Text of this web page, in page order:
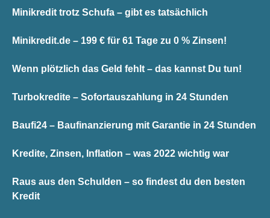
Minikredit trotz Schufa – gibt es tatsächlich
Minikredit.de – 199 € für 61 Tage zu 0 % Zinsen!
Wenn plötzlich das Geld fehlt – das kannst Du tun!
Turbokredite – Sofortauszahlung in 24 Stunden
Baufi24 – Baufinanzierung mit Garantie in 24 Stunden
Kredite, Zinsen, Inflation – was 2022 wichtig war
Raus aus den Schulden – so findest du den besten
Kredit